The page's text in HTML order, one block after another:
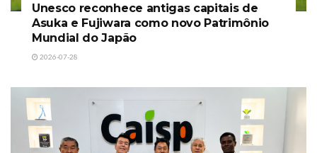
Unesco reconhece antigas capitais de
Asuka e Fujiwara como novo Patrimônio
Mundial do Japão
2026-07-28